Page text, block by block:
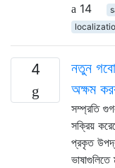
14
4
নতুন
অক্ষম
সম্প্রতি
সক্রিয়
প্রকৃত
ভাষাগুলিতে